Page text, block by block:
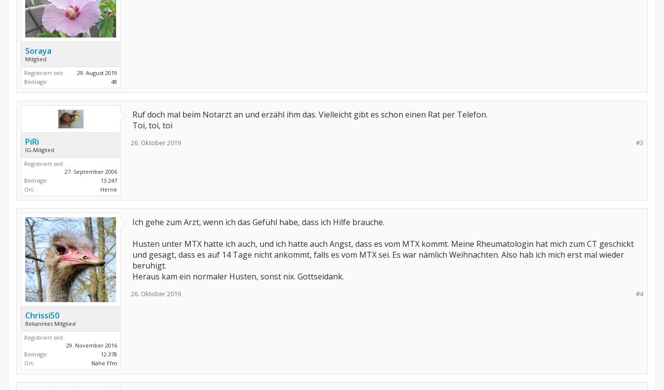
Soraya
Mitglied
Registriert seit:
29. August 2019
Beiträge:
48
PiRi
IG-Mitglied
Registriert seit:
27. September 2006
Beiträge:
13.247
Ort:
Herne
Ruf doch mal beim Notarzt an und erzähl ihm das. Vielleicht gibt es schon einen Rat per Telefon.
Toi, toi, toi
#3
26. Oktober 2019
Chrissi50
Bekanntes Mitglied
Registriert seit:
29. November 2016
Beiträge:
12.378
Ort:
Nähe Ffm
Ich gehe zum Arzt, wenn ich das Gefühl habe, dass ich Hilfe brauche.
Husten unter MTX hatte ich auch, und ich hatte auch Angst, dass es vom MTX kommt. Meine Rheumatologin hat mich zum CT geschickt
und gesagt, dass es auf 14 Tage nicht ankommt, falls es vom MTX sei. Es war nämlich Weihnachten. Also hab ich mich erst mal wieder
beruhigt.
Heraus kam ein normaler Husten, sonst nix. Gottseidank.
#4
26. Oktober 2019